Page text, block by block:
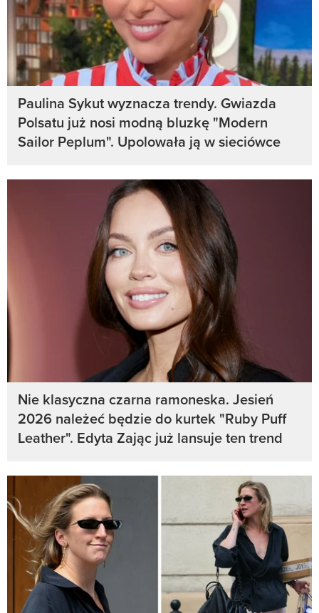
Paulina Sykut wyznacza trendy. Gwiazda
Polsatu już nosi modną bluzkę "Modern
Sailor Peplum". Upolowała ją w sieciówce
Nie klasyczna czarna ramoneska. Jesień
2026 należeć będzie do kurtek "Ruby Puff
Leather". Edyta Zając już lansuje ten trend